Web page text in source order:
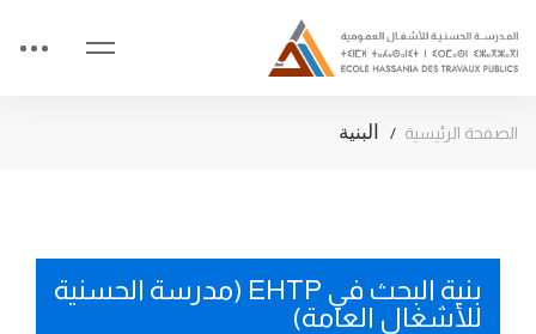
الصفحة الرئيسية البنية
بنية البحث في EHTP (مدرسة الحسنية
للأشغال العامة)